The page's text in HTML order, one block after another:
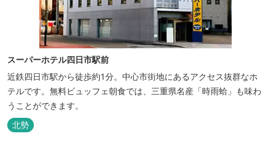
スーパーホテル四日市駅前
近鉄四日市駅から徒歩約1分。中心市街地にあるアクセス抜群なホ
テルです。無料ビュッフェ朝食では、三重県名産「時雨蛤」も味わ
うことができます。
北勢